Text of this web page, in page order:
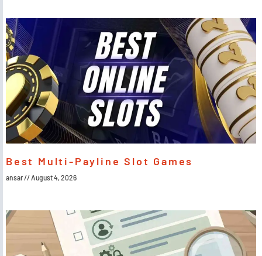
Best Multi-Payline Slot Games
ansar August 4, 2026